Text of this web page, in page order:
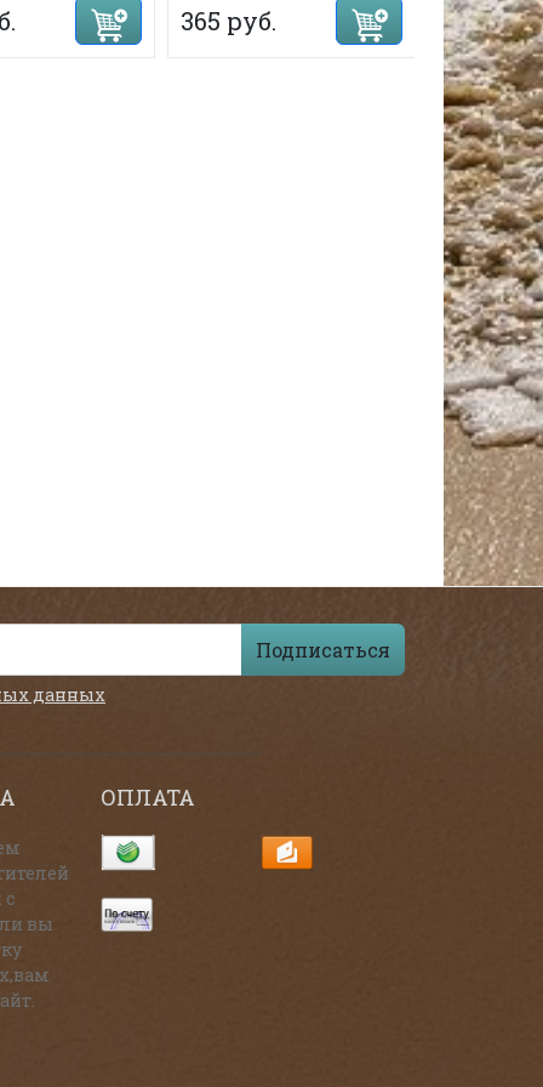
365 руб. 365 руб.
Подписаться
данных
с
вы
ОПЛАТА